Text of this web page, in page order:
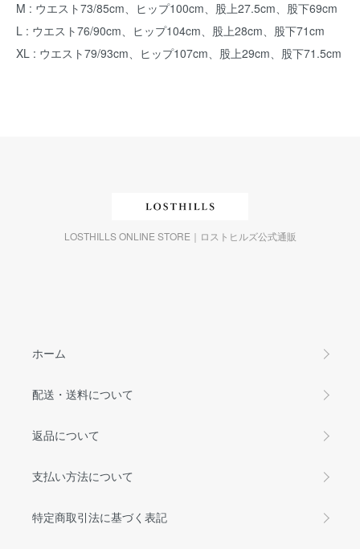
M : ウエスト73/85cm、ヒップ100cm、股上27.5cm、股下69cm
L : ウエスト76/90cm、ヒップ104cm、股上28cm、股下71cm
XL : ウエスト79/93cm、ヒップ107cm、股上29cm、股下71.5cm
LOSTHILLS ONLINE STORE｜ロストヒルズ公式通販
ホーム
配送・送料について
返品について
支払い方法について
特定商取引法に基づく表記